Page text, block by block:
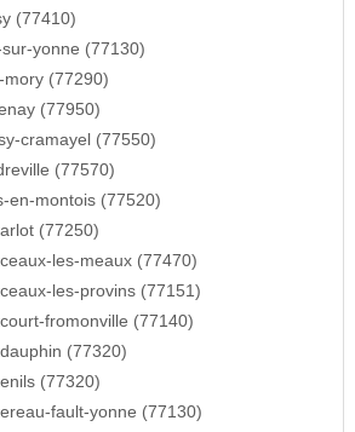
(77410)
yonne (77130)
mory (77290)
(77950)
cramayel (77550)
(77570)
en-montois (77520)
(77250)
les-meaux (77470)
les-provins (77151)
fromonville (77140)
(77320)
(77320)
fault-yonne (77130)